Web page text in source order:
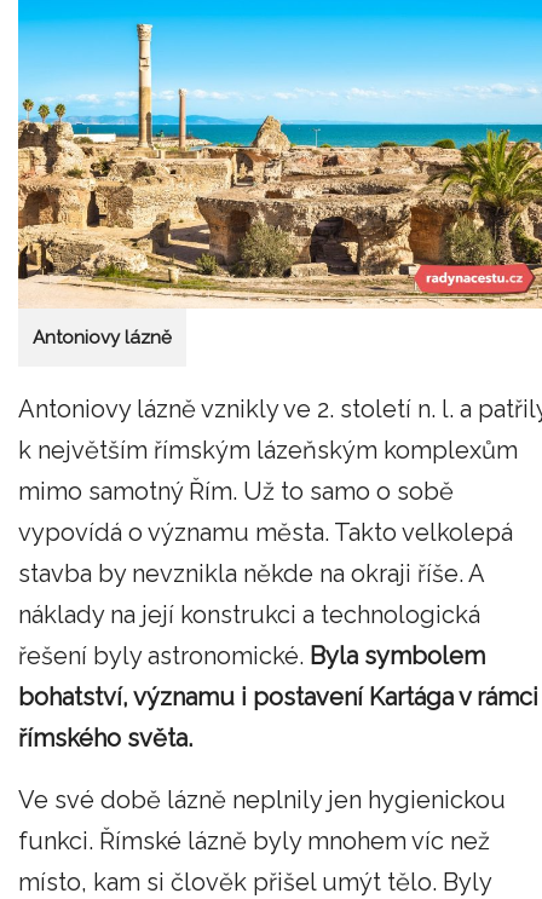
Antoniovy lázně
Antoniovy lázně vznikly ve 2. století n. l. a
k největším římským lázeňským komplexům
mimo samotný Řím. Už to samo o sobě
vypovídá o významu města. Takto velkolepá
stavba by nevznikla někde na okraji říše. A
náklady na její konstrukci a technologická
řešení byly astronomické. Byla symbolem
bohatství, významu i postavení Kartága v rámci
římského světa.
Ve své době lázně neplnily jen hygienickou
funkci. Římské lázně byly mnohem víc než
místo, kam si člověk přišel umýt tělo. Byly